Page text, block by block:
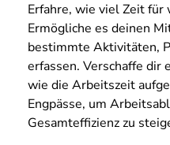
Erfahre, wie viel Zeit
Ermögliche es deinen
bestimmte Aktivitäten,
erfassen. Verschaffe dir
wie die Arbeitszeit
Engpässe, um
Gesamteffizienz zu